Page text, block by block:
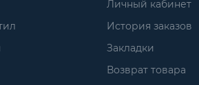
Личный кабинет
История заказов
Закладки
Возврат товара